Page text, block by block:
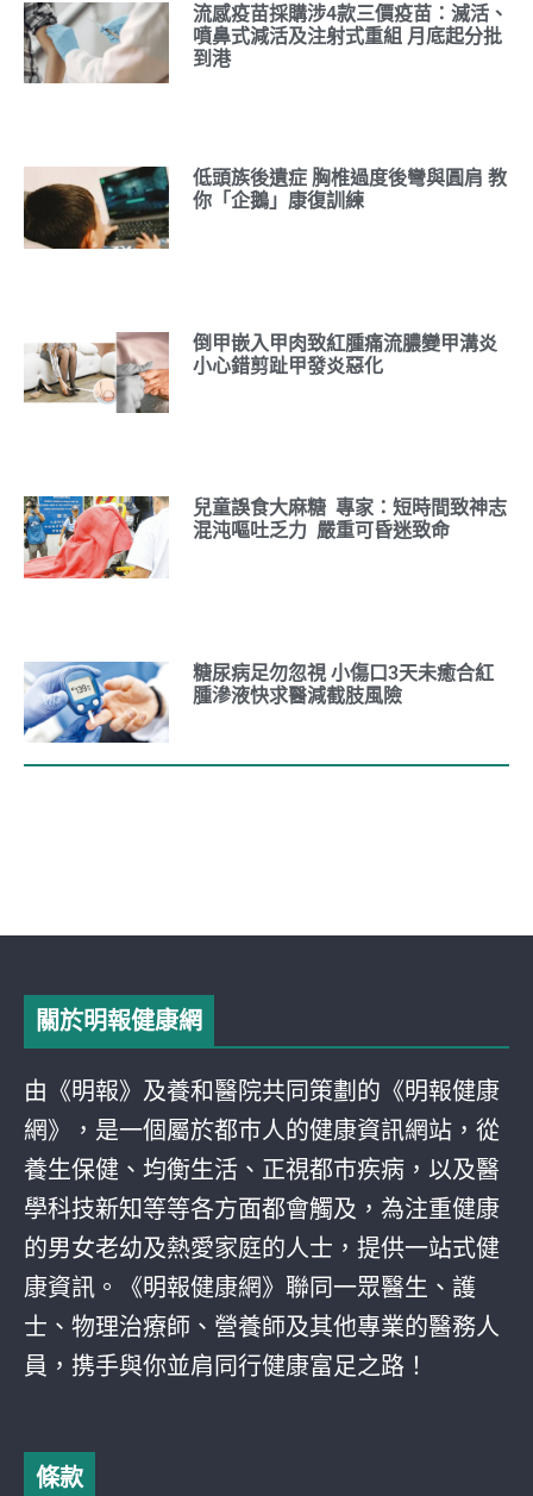
流感疫苗採購涉4款三價疫苗：滅活、
噴鼻式減活及注射式重組 月底起分批
到港
低頭族後遺症 胸椎過度後彎與圓肩 教
你「企鵝」康復訓練
倒甲嵌入甲肉致紅腫痛流膿變甲溝炎
小心錯剪趾甲發炎惡化
兒童誤食大麻糖 專家：短時間致神志
混沌嘔吐乏力 嚴重可昏迷致命
糖尿病足勿忽視 小傷口3天未癒合紅
腫滲液快求醫減截肢風險
關於明報健康網
由《明報》及養和醫院共同策劃的《明報健康
網》，是一個屬於都巿人的健康資訊網站，從
養生保健、均衡生活、正視都巿疾病，以及醫
學科技新知等等各方面都會觸及，為注重健康
的男女老幼及熱愛家庭的人士，提供一站式健
康資訊。《明報健康網》聯同一眾醫生、護
士、物理治療師、營養師及其他專業的醫務人
員，携手與你並肩同行健康富足之路！
條款